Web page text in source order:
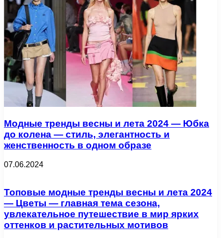
Модные тренды весны и лета 2024 — Юбка
до колена — стиль, элегантность и
женственность в одном образе
07.06.2024
Топовые модные тренды весны и лета 2024
— Цветы — главная тема сезона,
увлекательное путешествие в мир ярких
оттенков и растительных мотивов